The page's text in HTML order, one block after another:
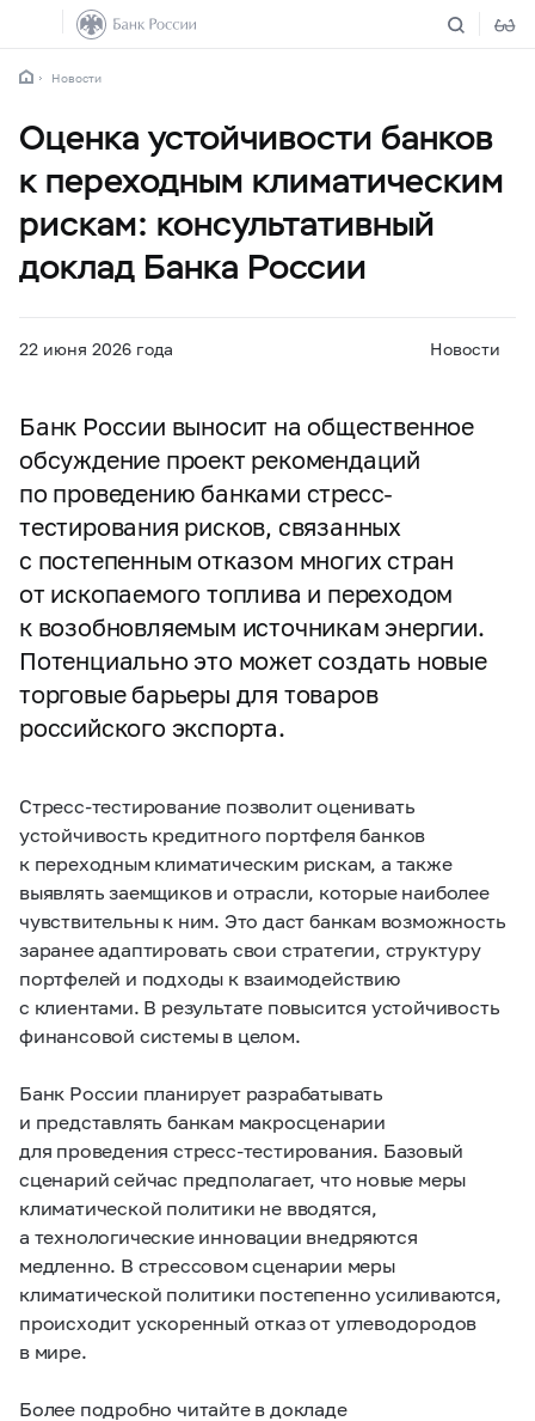
Новости
Оценка устойчивости банков
к переходным климатическим
рискам: консультативный
доклад Банка России
22 июня 2026 года Новости
Банк России выносит на общественное
обсуждение проект рекомендаций
по проведению банками стресс-
тестирования рисков, связанных
с постепенным отказом многих стран
от ископаемого топлива и переходом
к возобновляемым источникам энергии.
Потенциально это может создать новые
торговые барьеры для товаров
российского экспорта.
Стресс-тестирование позволит оценивать
устойчивость кредитного портфеля банков
к переходным климатическим рискам, а также
выявлять заемщиков и отрасли, которые наиболее
чувствительны к ним. Это даст банкам возможность
заранее адаптировать свои стратегии, структуру
портфелей и подходы к взаимодействию
с клиентами. В результате повысится устойчивость
финансовой системы в целом.
Банк России планирует разрабатывать
и представлять банкам макросценарии
для проведения стресс-тестирования. Базовый
сценарий сейчас предполагает, что новые меры
климатической политики не вводятся,
а технологические инновации внедряются
медленно. В стрессовом сценарии меры
климатической политики постепенно усиливаются,
происходит ускоренный отказ от углеводородов
в мире.
Более подробно читайте в докладе